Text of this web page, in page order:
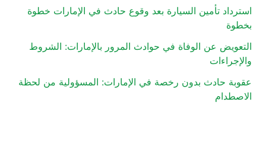
استرداد تأمين السيارة بعد وقوع حادث في الإمارات خطوة
بخطوة
التعويض عن الوفاة في حوادث المرور بالإمارات: الشروط
والإجراءات
عقوبة حادث بدون رخصة في الإمارات: المسؤولية من لحظة
الاصطدام